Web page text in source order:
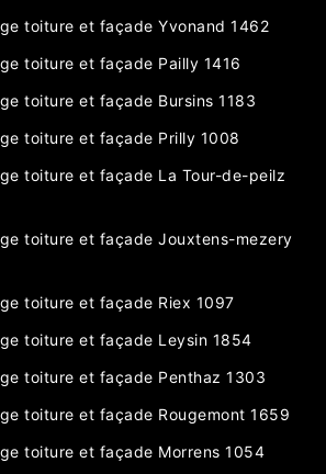
toiture et façade Yvonand 1462
toiture et façade Pailly 1416
toiture et façade Bursins 1183
toiture et façade Prilly 1008
toiture et façade La Tour-de-peilz
toiture et façade Jouxtens-mezery
toiture et façade Riex 1097
toiture et façade Leysin 1854
toiture et façade Penthaz 1303
toiture et façade Rougemont 1659
toiture et façade Morrens 1054